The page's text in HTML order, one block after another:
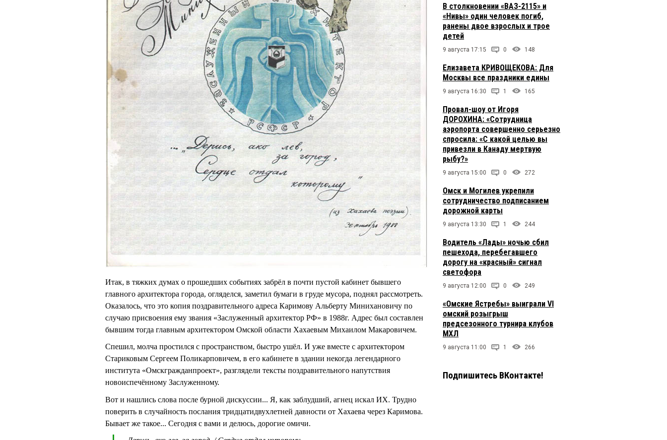
Итак, в тяжких думах о прошедших событиях забрёл в почти пустой кабинет бывшего
главного архитектора города, огляделся, заметил бумаги в груде мусора, поднял рассмотреть.
Оказалось, что это копия поздравительного адреса Каримову Альберту Минихановичу по
случаю присвоения ему звания «Заслуженный архитектор РФ» в 1988г. Адрес был составлен
бывшим тогда главным архитектором Омской области Хахаевым Михаилом Макаровичем.
Спешил, молча простился с пространством, быстро ушёл. И уже вместе с архитектором
Стариковым Сергеем Поликарповичем, в его кабинете в здании некогда легендарного
института «Омскгражданпроект», разглядели тексты поздравительного напутствия
новоиспечённому Заслуженному.
Вот и нашлись слова после бурной дискуссии... Я, как заблудший, агнец искал ИХ. Трудно
поверить в случайность послания тридцатидвухлетней давности от Хахаева через Каримова.
Бывает же такое... Сегодня с вами и делюсь, дорогие омичи.
В столкновении «ВАЗ-2115» и
«Нивы» один человек погиб,
ранены двое взрослых и трое
детей
9 августа 17:15 0 148
Елизавета КРИВОЩЕКОВА: Для
Москвы все праздники едины
9 августа 16:30 1 165
Провал-шоу от Игоря
ДОРОХИНА: «Сотрудница
аэропорта совершенно серьезно
спросила: «С какой целью вы
привезли в Канаду мертвую
рыбу?»
9 августа 15:00 0 272
Омск и Могилев укрепили
сотрудничество подписанием
дорожной карты
9 августа 13:30 1 244
Водитель «Лады» ночью сбил
пешехода, перебегавшего
дорогу на «красный» сигнал
светофора
9 августа 12:00 0 249
«Омские Ястребы» выиграли VI
омский розыгрыш
предсезонного турнира клубов
МХЛ
9 августа 11:00 1 266
Подпишитесь ВКонтакте!